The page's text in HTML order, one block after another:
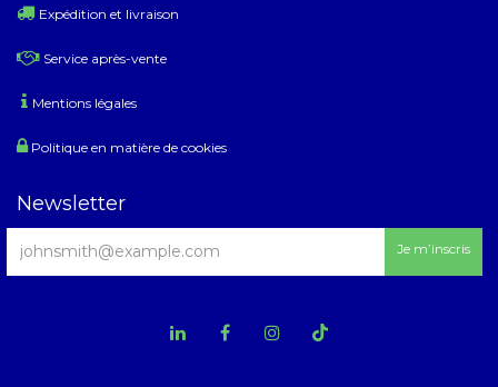
Expédition et livraison
Service après-vente
Mentions légales
Politique en matière de cookies
Newsletter
Je m’inscris